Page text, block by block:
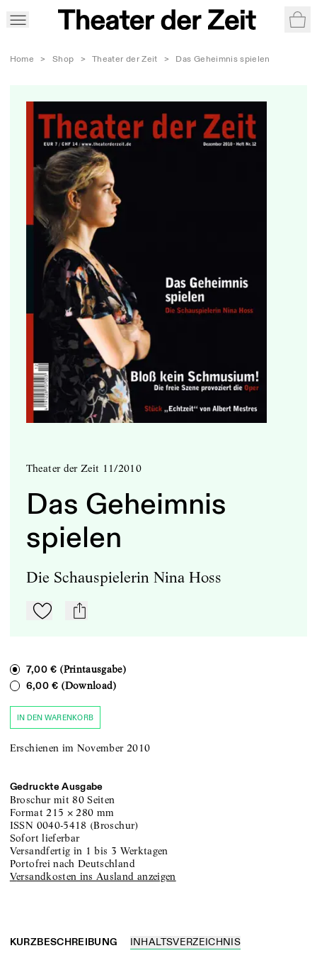
Home > Shop > Theater der Zeit > Das Geheimnis spielen
Theater der Zeit 11/2010
Das Geheimnis
spielen
Die Schauspielerin Nina Hoss
Zu Mein-TdZ hinzufügen
mail
7,00 €(Printausgabe)
6,00 €(Download)
IN DEN WARENKORB
Erschienen im November 2010
Gedruckte Ausgabe
Broschur mit 80 Seiten
Format215 ×280 mm
ISSN 0040-5418 (Broschur)
sofort lieferbar
versandfertig in 1 bis 3 Werktagen
portofrei nach Deutschland
Versandkosten ins Ausland anzeigen
KURZBESCHREIBUNG INHALTSVERZEICHNIS